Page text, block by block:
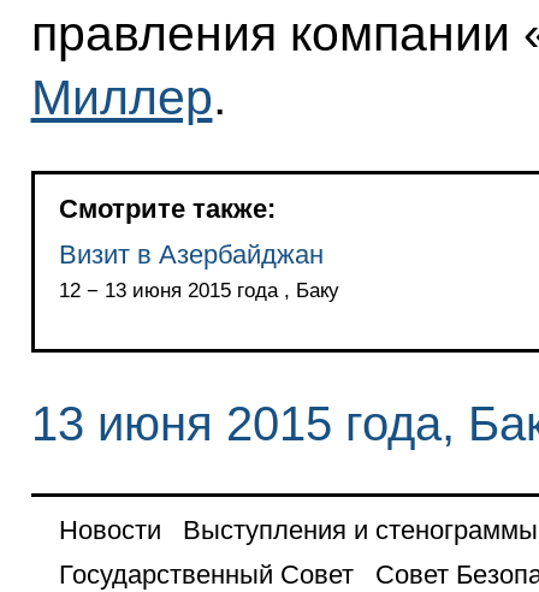
правления компании
Миллер.
Смотрите также:
Визит в Азербайджан
12 − 13 июня 2015 года , Баку
13 июня 2015 года,
Новости
Выступления и стенограммы
Государственный Совет
Совет